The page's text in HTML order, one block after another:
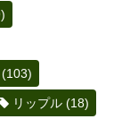
(103)
リップル (18)